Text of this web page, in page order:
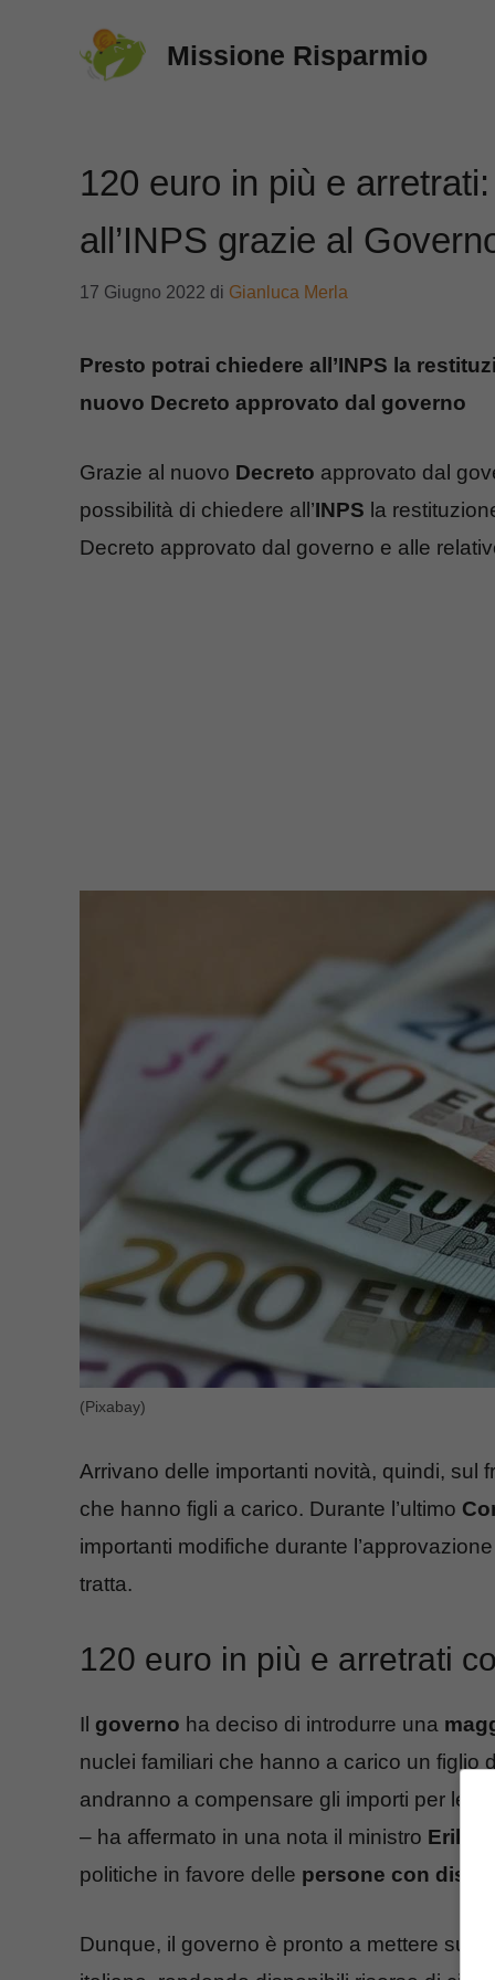
Missione Risparmio
120 euro in più e
all’INPS grazie al
17 Giugno 2022 di Gianluca Merla
Presto potrai chiedere all’INPS la
nuovo Decreto approvato dal governo
Grazie al nuovo Decreto approvato dal
possibilità di chiedere all’INPS la
Decreto approvato dal governo e alle
(Pixabay)
Arrivano delle importanti novità, quindi, sul
che hanno figli a carico. Durante l’ultimo
importanti modifiche durante
tratta.
120 euro in più e arretrati
Il governo ha deciso di introdurre una
nuclei familiari che hanno a carico un figlio
andranno a compensare gli importi per le
– ha affermato in una nota il ministro Erika
politiche in favore delle persone con
Dunque, il governo è pronto a mettere sul